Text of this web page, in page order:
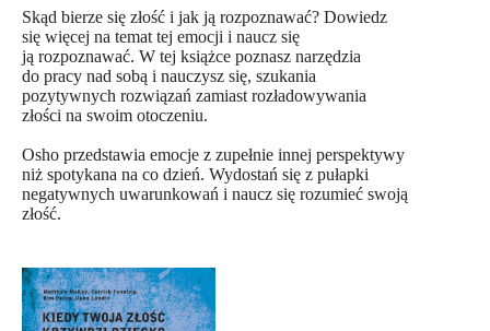
Skąd bierze się złość i jak ją rozpoznawać? Dowiedz
się więcej na temat tej emocji i naucz się
ją rozpoznawać. W tej książce poznasz narzędzia
do pracy nad sobą i nauczysz się, szukania
pozytywnych rozwiązań zamiast rozładowywania
złości na swoim otoczeniu.
Osho przedstawia emocje z zupełnie innej perspektywy
niż spotykana na co dzień. Wydostań się z pułapki
negatywnych uwarunkowań i naucz się rozumieć swoją
złość.